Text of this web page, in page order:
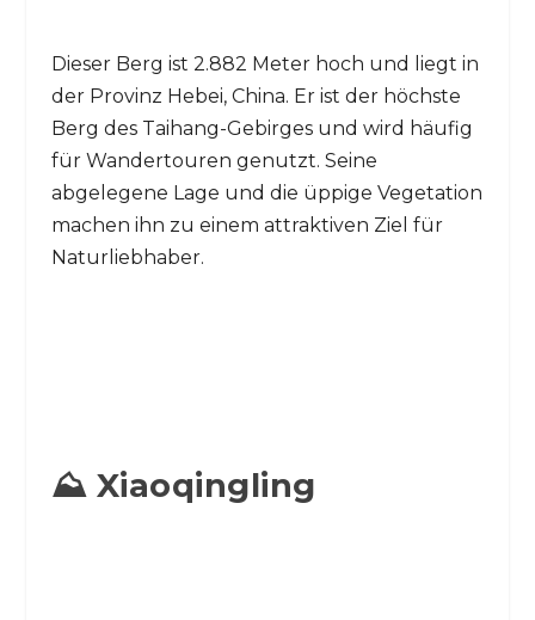
Dieser Berg ist 2.882 Meter hoch und liegt in
der Provinz Hebei, China. Er ist der höchste
Berg des Taihang-Gebirges und wird häufig
für Wandertouren genutzt. Seine
abgelegene Lage und die üppige Vegetation
machen ihn zu einem attraktiven Ziel für
Naturliebhaber.
⛰️ Xiaoqingling